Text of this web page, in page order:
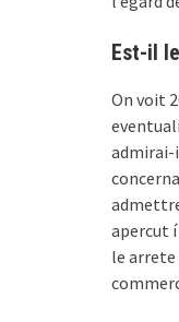
Est-il
On voit
admirai-
apercut
le